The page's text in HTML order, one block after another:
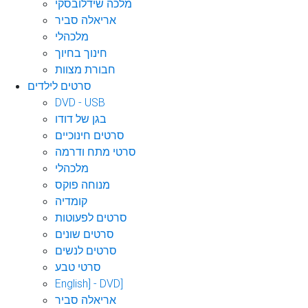
מלכה שידלובסקי
אריאלה סביר
מלכהלי
חינוך בחיוך
חבורת מצוות
סרטים לילדים
DVD - USB
בגן של דודו
סרטים חינוכיים
סרטי מתח ודרמה
מלכהלי
מנוחה פוקס
קומדיה
סרטים לפעוטות
סרטים שונים
סרטים לנשים
סרטי טבע
English] - DVD]
אריאלה סביר